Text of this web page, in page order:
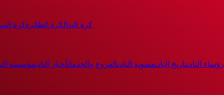
كرة اليد الكرة الطائرةكرة
رؤساء النادىتاريخ النادىعضوية النادىالفروع والخدماتأخبار الناديمؤسسة